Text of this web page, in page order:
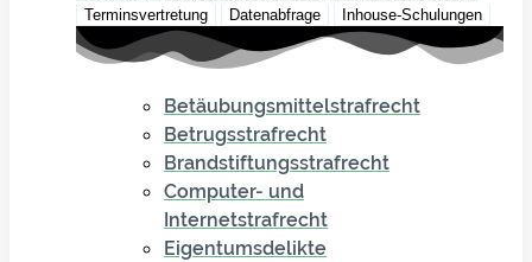
Terminsvertretung
Datenabfrage Inhouse-Schulungen
Betäubungsmittelstrafrecht
Betrugsstrafrecht
Brandstiftungsstrafrecht
Computer- und
Internetstrafrecht
Eigentumsdelikte